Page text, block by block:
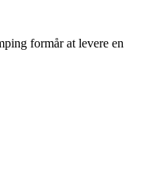
formår at levere en